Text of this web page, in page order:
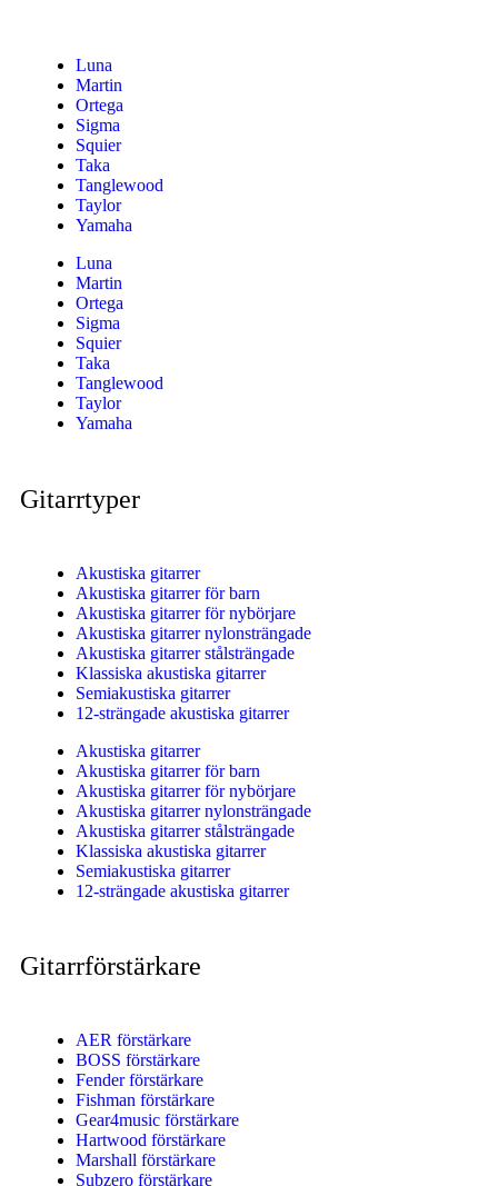
Luna
Martin
Ortega
Sigma
Squier
Taka
Tanglewood
Taylor
Yamaha
Luna
Martin
Ortega
Sigma
Squier
Taka
Tanglewood
Taylor
Yamaha
Gitarrtyper
Akustiska gitarrer
Akustiska gitarrer för barn
Akustiska gitarrer för nybörjare
Akustiska gitarrer nylonsträngade
Akustiska gitarrer stålsträngade
Klassiska akustiska gitarrer
Semiakustiska gitarrer
12-strängade akustiska gitarrer
Akustiska gitarrer
Akustiska gitarrer för barn
Akustiska gitarrer för nybörjare
Akustiska gitarrer nylonsträngade
Akustiska gitarrer stålsträngade
Klassiska akustiska gitarrer
Semiakustiska gitarrer
12-strängade akustiska gitarrer
Gitarrförstärkare
AER förstärkare
BOSS förstärkare
Fender förstärkare
Fishman förstärkare
Gear4music förstärkare
Hartwood förstärkare
Marshall förstärkare
Subzero förstärkare